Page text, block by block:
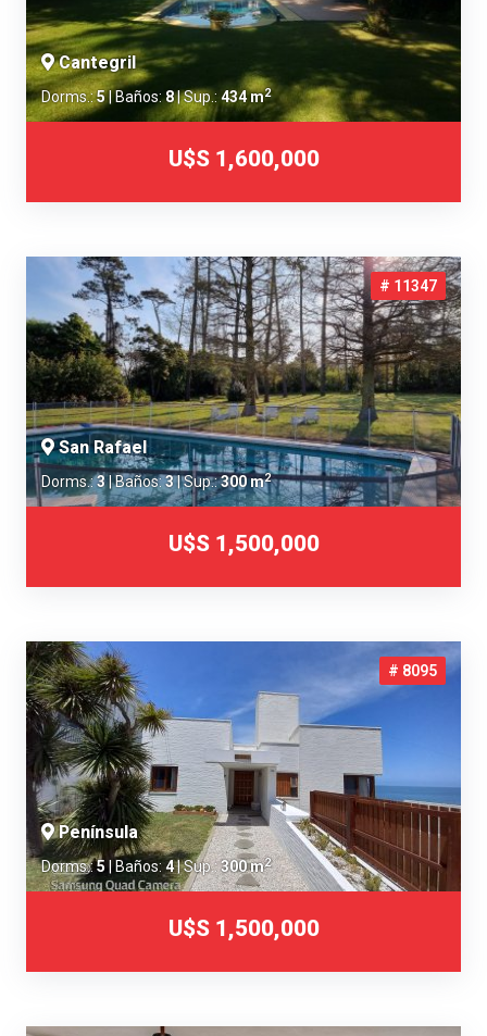
Cantegril
Dorms.:5| Baños:8| Sup.: 434 m2
U$S 1,600,000
# 11347
San Rafael
Dorms.:3| Baños: 3| Sup.:300 m2
U$S 1,500,000
# 8095
Península
Dorms.:5| Baños: 4| Sup.:300 m2
U$S 1,500,000